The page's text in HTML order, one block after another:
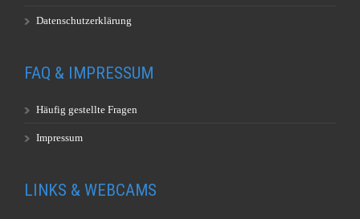
Datenschutzerklärung
FAQ & IMPRESSUM
Häufig gestellte Fragen
Impressum
LINKS & WEBCAMS